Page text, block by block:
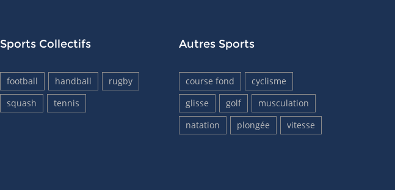
Sports Collectifs
football handball
rugby
squash
tennis
Autres Sports
course fond
cyclisme
glisse
golf
musculation
natation
plongée vitesse